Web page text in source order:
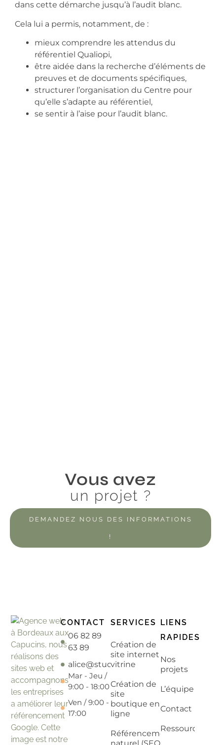
dans cette démarche jusqu’à l’audit blanc.
Cela lui a permis, notamment, de :
mieux comprendre les attendus du
référentiel Qualiopi,
être aidée dans la recherche d’éléments de
preuves et de documents spécifiques,
structurer l’organisation du Centre pour
qu’elle s’adapte au référentiel,
se sentir à l’aise pour l’audit blanc.
Vous avez
un projet ?
DEMANDEZ NOUS DES INFORMATIONS
!
CONTACT
06 82 89
63 89
alice@studiopetitvelo.fr
Mar - Jeu /
9:00 - 18:00
Ven / 9:00 -
17:00
SERVICES
Création de
site internet
vitrine
Création de
site
boutique en
ligne
Référencement
LIENS
RAPIDES
Nos
projets
L’équipe
Contact
Ressources